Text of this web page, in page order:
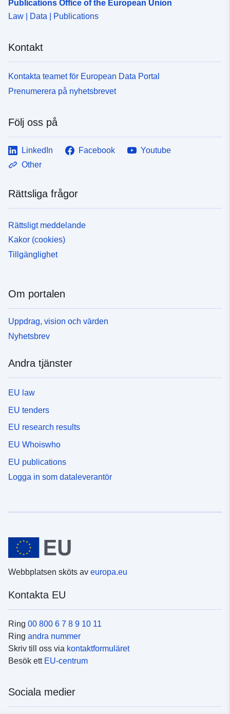
Publications Office of the European Union
Law | Data | Publications
Kontakt
Kontakta teamet för European Data Portal
Prenumerera på nyhetsbrevet
Följ oss på
LinkedIn Facebook
Youtube
Other
Rättsliga frågor
Rättsligt meddelande
Kakor (cookies)
Tillgänglighet
Om portalen
Uppdrag, vision och värden
Nyhetsbrev
Andra tjänster
EU law
EU tenders
EU research results
EU Whoiswho
EU publications
Logga in som dataleverantör
Webbplatsen sköts av europa.eu
Kontakta EU
Ring 00 800 6 7 8 9 10 11
Ring andra nummer
Skriv till oss via kontaktformuläret
Besök ett EU-centrum
Sociala medier